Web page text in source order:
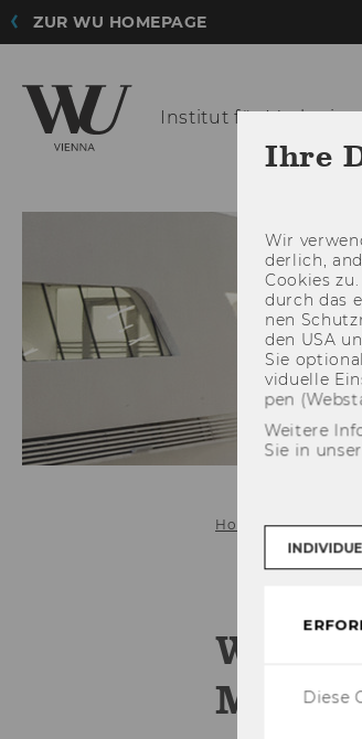
ZUR WU HOMEPAGE
Institut für
Home Detail
Ihre
Wir
der­lich,
Coo­kies
durch das
nen
den USA
Sie
vi­du­el­le
pen
Weitere
Sie in
Diese